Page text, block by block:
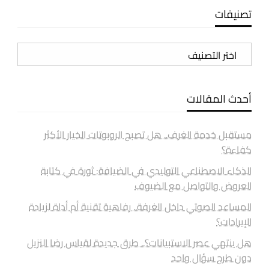
تصنيفات
تصنيفات
أحدث المقالات
مستقبل خدمة الغرف.. هل تصبح الروبوتات الخيار الأكثر
كفاءة؟
الذكاء الاصطناعي التوليدي في الضيافة: ثورة في كتابة
العروض والتواصل مع الضيوف
المساعد الصوتي داخل الغرفة.. رفاهية تقنية أم أداة لزيادة
الإيرادات؟
هل ينتهي عصر الاستبيانات؟.. طرق جديدة لقياس رضا النزيل
دون طرح سؤال واحد